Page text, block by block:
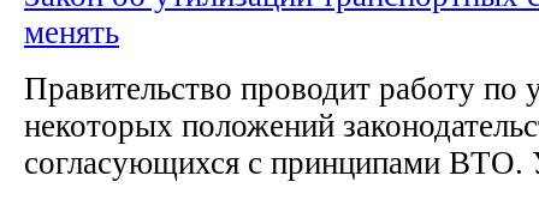
менять
Правительство проводит работу по
некоторых положений
согласующихся с принципами ВТО.